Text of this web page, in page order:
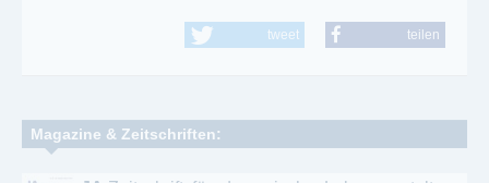
tweet teilen
Magazine & Zeitschriften: